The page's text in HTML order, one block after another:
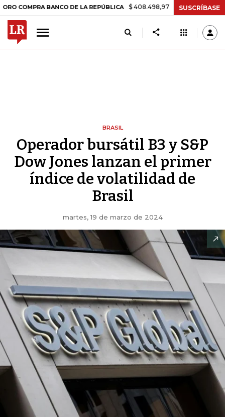
BANCO DE LA REPÚBLICA $ 408.498,97 +$ 8.753,81 +2,19%
SUSCRÍBASE
BRASIL
Operador bursátil B3 y S&P
Dow Jones lanzan el primer
índice de volatilidad de
Brasil
martes, 19 de marzo de 2024